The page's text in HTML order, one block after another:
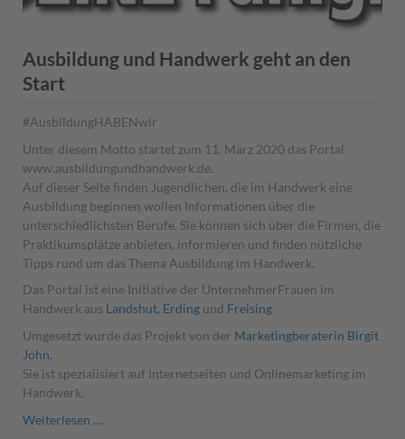
Ausbildung und Handwerk geht an den
Start
#AusbildungHABENwir
Unter diesem Motto startet zum 11. März 2020 das Portal
www.ausbildungundhandwerk.de.
Auf dieser Seite finden Jugendlichen, die im Handwerk eine
Ausbildung beginnen wollen Informationen über die
unterschiedlichsten Berufe. Sie können sich über die Firmen, die
Praktikumsplätze anbieten, informieren und finden nützliche
Tipps rund um das Thema Ausbildung im Handwerk.
Das Portal ist eine Initiative der UnternehmerFrauen im
Handwerk aus Landshut, Erdingund Freising
Umgesetzt wurde das Projekt von der Marketingberaterin Birgit
John.
Sie ist spezialisiert auf Internetseiten und Onlinemarketing im
Handwerk.
Weiterlesen …